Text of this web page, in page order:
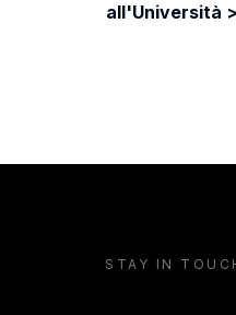
all'Università
STAY IN